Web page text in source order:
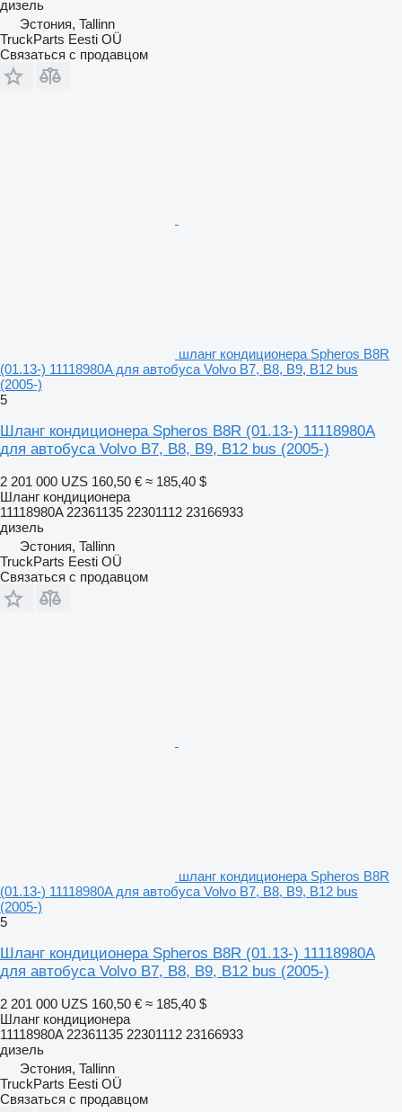
дизель
Эстония, Tallinn
TruckParts Eesti OÜ
Связаться с продавцом
шланг кондиционера Spheros B8R
(01.13-) 11118980A для автобуса Volvo B7, B8, B9, B12 bus
(2005-)
5
Шланг кондиционера Spheros B8R (01.13-) 11118980A
для автобуса Volvo B7, B8, B9, B12 bus (2005-)
2 201 000 UZS 160,50 € ≈ 185,40 $
Шланг кондиционера
11118980A 22361135 22301112 23166933
дизель
Эстония, Tallinn
TruckParts Eesti OÜ
Связаться с продавцом
шланг кондиционера Spheros B8R
(01.13-) 11118980A для автобуса Volvo B7, B8, B9, B12 bus
(2005-)
5
Шланг кондиционера Spheros B8R (01.13-) 11118980A
для автобуса Volvo B7, B8, B9, B12 bus (2005-)
2 201 000 UZS 160,50 € ≈ 185,40 $
Шланг кондиционера
11118980A 22361135 22301112 23166933
дизель
Эстония, Tallinn
TruckParts Eesti OÜ
Связаться с продавцом